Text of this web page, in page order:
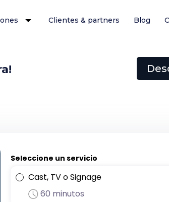
Clientes & partners Blog
Seleccione un servicio
Cast, TV o Signage
60 minutos